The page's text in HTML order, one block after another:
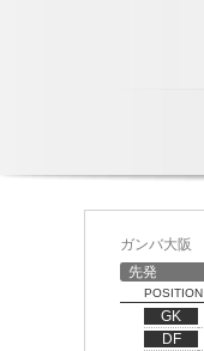
ガンバ大阪
先発
POSITION
GK
DF